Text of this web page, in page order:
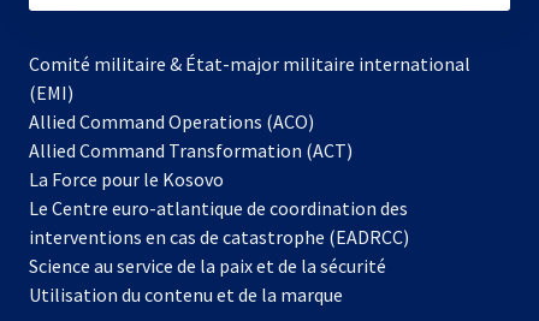
Comité militaire & État-major militaire international
(EMI)
Allied Command Operations (ACO)
dans
nouvel
onglet
Allied Command Transformation (ACT)
La Force pour le Kosovo
dans
un
nouvel
onglet
Le Centre euro-atlantique de coordination des
interventions en cas de catastrophe (EADRCC)
Science au service de la paix et de la sécurité
Utilisation du contenu et de la marque